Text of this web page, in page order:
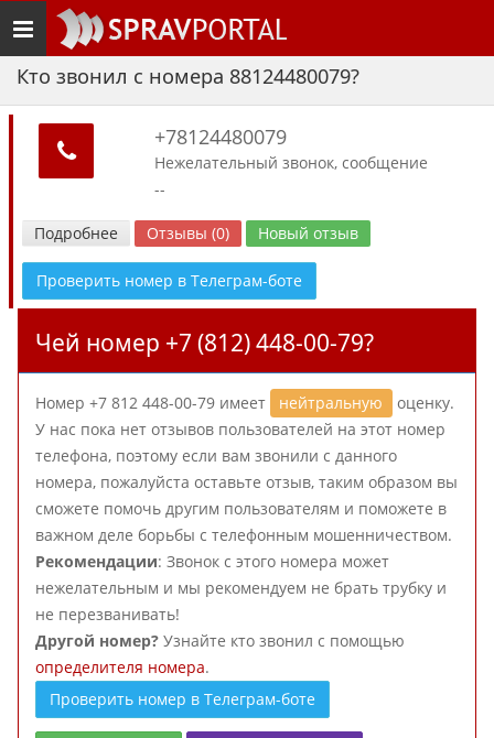
Toggle
navigation
Кто звонил с номера 88124480079?
+78124480079
Нежелательный звонок, сообщение
--
Подробнее Отзывы (0) Новый отзыв
Проверить номер в Телеграм-боте
Чей номер +7 (812) 448-00-79?
Номер +7 812 448-00-79 имеет нейтральную
оценку.
У нас пока нет отзывов пользователей на этот номер
телефона, поэтому если вам звонили с данного
номера, пожалуйста оставьте отзыв, таким образом вы
сможете помочь другим пользователям и поможете в
важном деле борьбы с телефонным мошенничеством.
Рекомендации: Звонок с этого номера может
нежелательным и мы рекомендуем не брать трубку и
не перезванивать!
Другой номер? Узнайте кто звонил с помощью
определителя номера.
Проверить номер в Телеграм-боте